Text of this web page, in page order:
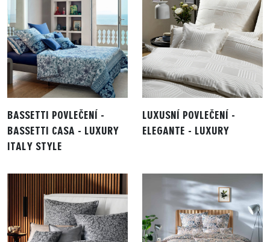
BASSETTI POVLEČENÍ -
BASSETTI CASA - LUXURY
ITALY STYLE
LUXUSNÍ POVLEČENÍ -
ELEGANTE - LUXURY